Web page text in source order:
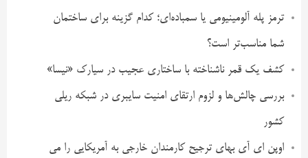
ترمز پله آلومینیومی یا سمباده‌ای؛ کدام گزینه برای ساختمان
شما مناسب‌تر است؟
کشف یک قمر ناشناخته با ساختاری عجیب در سیارک «نیسا»
بررسی چالش‌ها و لزوم ارتقای امنیت سایبری در شبکه ریلی
کشور
اوپن ای آی بهای ترجیح کارمندان خارجی به آمریکایی را می